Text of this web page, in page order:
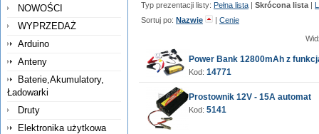
NOWOŚCI
WYPRZEDAŻ
Arduino
Anteny
Baterie,Akumulatory,
Ładowarki
Druty
Elektronika użytkowa
Typ prezentacji listy: Pełna lista | Skrócona lista |
Sortuj po: Nazwie | Cenie
Power Bank 12800mAh z
Kod: 14771
Prostownik 12V - 15A automat
Kod: 5141